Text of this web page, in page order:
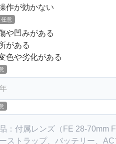
作が効かない
任意
や凹みがある
がある
色や劣化がある